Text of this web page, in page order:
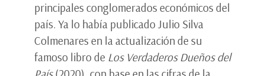
principales conglomerados económicos del
país. Ya lo había publicado Julio Silva
Colmenares en la actualización de su
famoso libro de Los Verdaderos Dueños del